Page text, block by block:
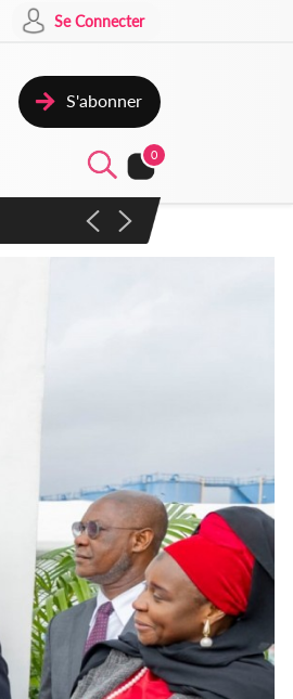
Se Connecter
S'abonner
0